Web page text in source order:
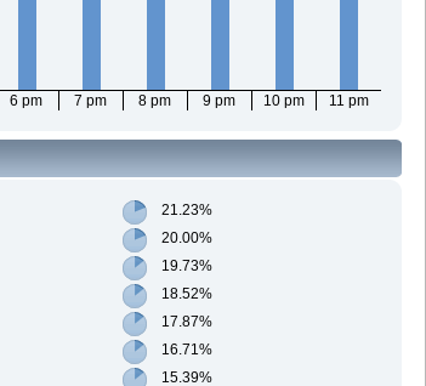
6 pm 7 pm 8 pm 9 pm 10 pm 11 pm
21.23%
20.00%
19.73%
18.52%
17.87%
16.71%
15.39%